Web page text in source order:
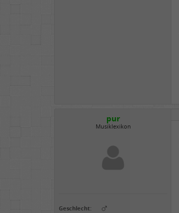
pur
Musiklexikon
Geschlecht: